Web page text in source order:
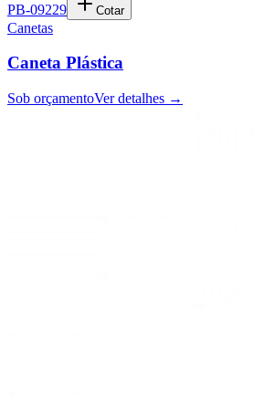
PB-09229 Cotar
Canetas
Caneta Plástica
Sob orçamentoVer detalhes →